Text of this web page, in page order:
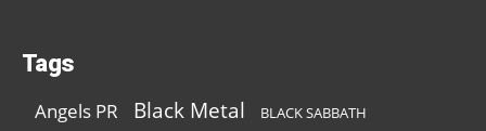
Tags
Angels PR Black Metal BLACK SABBATH